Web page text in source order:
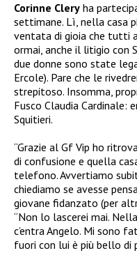
Corinne Clery ha
settimane. Lì, nella casa
ventata di gioia che tutti
ormai, anche il litigio con
due donne sono state
Ercole). Pare che le
strepitoso. Insomma,
Fusco Claudia Cardinale:
Squitieri.
“Grazie al Gf Vip ho
di confusione e quella
telefono. Avvertiamo
chiediamo se avesse
giovane fidanzato (per
“Non lo lascerei mai.
c’entra Angelo. Mi sono
fuori con lui è più bello di